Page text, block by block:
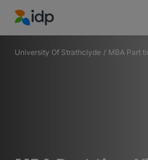
IDP Education
University Of Strathclyde / MBA Part